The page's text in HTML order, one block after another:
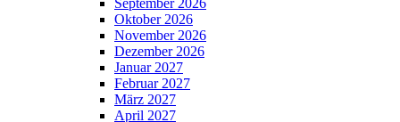
Oktober 2026
November 2026
Dezember 2026
Januar 2027
Februar 2027
März 2027
April 2027